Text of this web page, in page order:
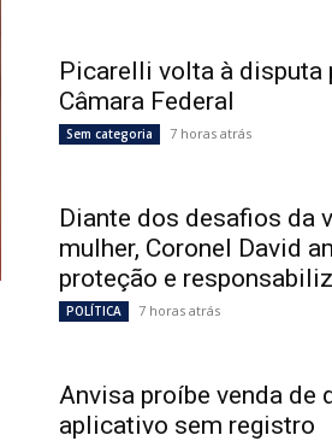
Picarelli volta à disputa
Câmara Federal
Sem categoria 7 horas atrás
Diante dos desafios da
mulher, Coronel David
proteção e
POLÍTICA 7 horas atrás
Anvisa proíbe venda de
aplicativo sem registro